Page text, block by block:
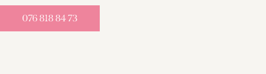
076 818 84 73